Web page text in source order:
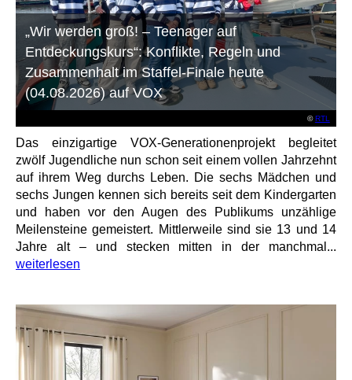
©RTL
„Wir werden groß! – Teenager auf
Entdeckungskurs“: Konflikte, Regeln und
Zusammenhalt im Staffel-Finale heute
(04.08.2026) auf VOX
Das einzigartige VOX-Generationenprojekt begleitet
zwölf Jugendliche nun schon seit einem vollen Jahrzehnt
auf ihrem Weg durchs Leben. Die sechs Mädchen und
sechs Jungen kennen sich bereits seit dem Kindergarten
und haben vor den Augen des Publikums unzählige
Meilensteine gemeistert. Mittlerweile sind sie 13 und 14
Jahre alt – und stecken mitten in der manchmal...
weiterlesen